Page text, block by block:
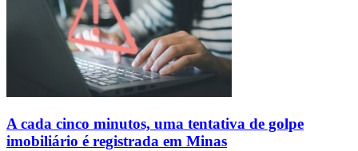
A cada cinco minutos, uma tentativa de golpe
imobiliário é registrada em Minas